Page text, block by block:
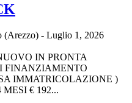
(Arezzo) - Luglio 1, 2026
IN PRONTA
FINANZIAMENTO
IMMATRICOLAZIONE )
€ 192...